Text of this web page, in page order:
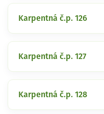
Karpentná č.p. 126
Karpentná č.p. 127
Karpentná č.p. 128